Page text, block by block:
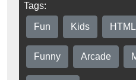
Tags:
Fun Kids
Funny Arcade